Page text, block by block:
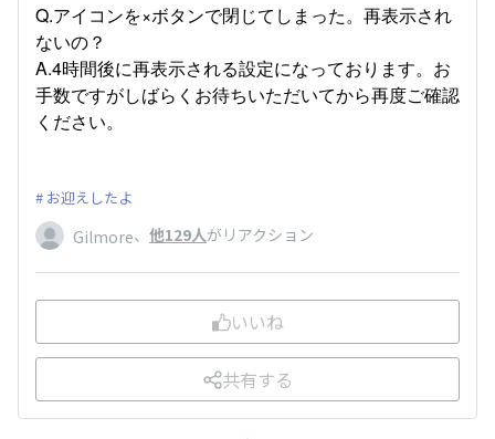
Q.アイコンを×ボタンで閉じてしまった。再表示され
ないの？
A.4時間後に再表示される設定になっております。お
手数ですがしばらくお待ちいただいてから再度ご確認
ください。
お迎えしたよ
Gilmore、 他129人がリアクション
いいね
共有する